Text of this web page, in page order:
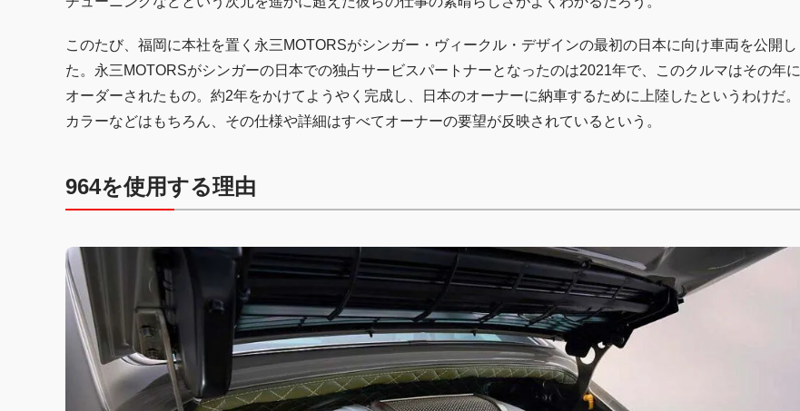
このたび、福岡に本社を置く永三MOTORSがシンガー・ヴィークル・デザインの最初の日本に向け車両を公開し
た。永三MOTORSがシンガーの日本での独占サービスパートナーとなったのは2021年で、このクルマはその年に
オーダーされたもの。約2年をかけてようやく完成し、日本のオーナーに納車するために上陸したというわけだ。
カラーなどはもちろん、その仕様や詳細はすべてオーナーの要望が反映されているという。
964を使用する理由